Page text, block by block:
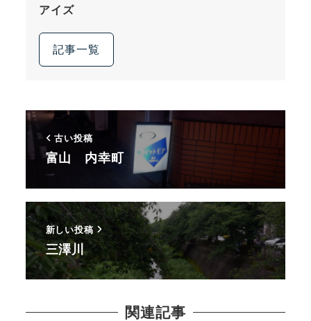
アイズ
記事一覧
古い投稿
富山 内幸町
新しい投稿
三澤川
関連記事